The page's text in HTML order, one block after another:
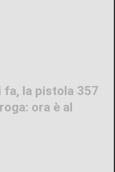
fa, la pistola 357
ora è al